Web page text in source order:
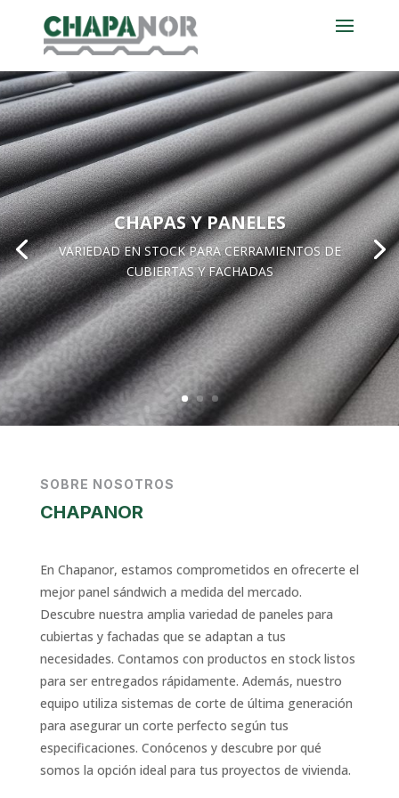
CHAPAS Y PANELES
VARIEDAD EN STOCK PARA CERRAMIENTOS DE
CUBIERTAS Y FACHADAS
SOBRE NOSOTROS
CHAPANOR
En Chapanor, estamos comprometidos en ofrecerte el
mejor panel sándwich a medida del mercado.
Descubre nuestra amplia variedad de paneles para
cubiertas y fachadas que se adaptan a tus
necesidades. Contamos con productos en stock listos
para ser entregados rápidamente. Además, nuestro
equipo utiliza sistemas de corte de última generación
para asegurar un corte perfecto según tus
especificaciones. Conócenos y descubre por qué
somos la opción ideal para tus proyectos de vivienda.